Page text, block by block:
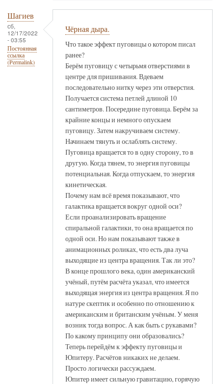
Шагиев
сб,
12/17/2022
- 03:55
Постоянная
ссылка
(Permalink)
Чёрная дыра.
Что такое эффект пуговицы о котором писал
ранее?
Берём пуговицу с четырьмя отверстиями в
центре для пришивания. Вдеваем
последовательно нитку через эти отверстия.
Получается система петлей длиной 10
сантиметров. Посередине пуговица. Берём за
крайние концы и немного опускаем
пуговицу. Затем накручиваем систему.
Начинаем тянуть и ослаблять систему.
Пуговица вращается то в одну сторону, то в
другую. Когда тянем, то энергия пуговицы
потенциальная. Когда отпускаем, то энергия
кинетическая.
Почему нам всё время показывают, что
галактика вращается вокруг одной оси?
Если проанализировать вращение
спиральной галактики, то она вращается по
одной оси. Но нам показывают также в
анимационных роликах, что есть два луча
выходящие из центра вращения. Так ли это?
В конце прошлого века, один американский
учёный, путём расчёта указал, что имеется
выходящая энергия из центра вращения. Я по
натуре скептик и особенно по отношению к
американским и британским учёным. У меня
возник тогда вопрос. А как быть с рукавами?
По какому принципу они образовались?
Теперь перейдём к эффекту пуговицы и
Юпитеру. Расчётов никаких не делаем.
Просто логически рассуждаем.
Юпитер имеет сильную гравитацию, горячую